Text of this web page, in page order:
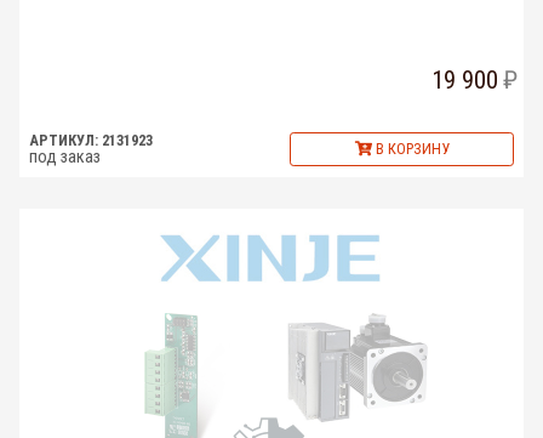
19 900
АРТИКУЛ: 2131923
под заказ В КОРЗИНУ